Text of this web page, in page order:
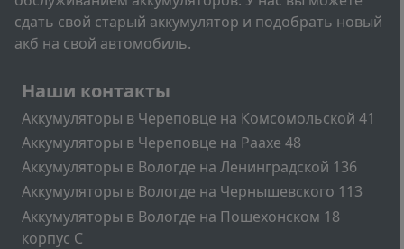
сдать свой старый аккумулятор и подобрать новый
акб на свой автомобиль.
Наши контакты
Аккумуляторы в Череповце на Комсомольской 41
Аккумуляторы в Череповце на Раахе 48
Аккумуляторы в Вологде на Ленинградской 136
Аккумуляторы в Вологде на Чернышевского 113
Аккумуляторы в Вологде на Пошехонском 18
корпус C